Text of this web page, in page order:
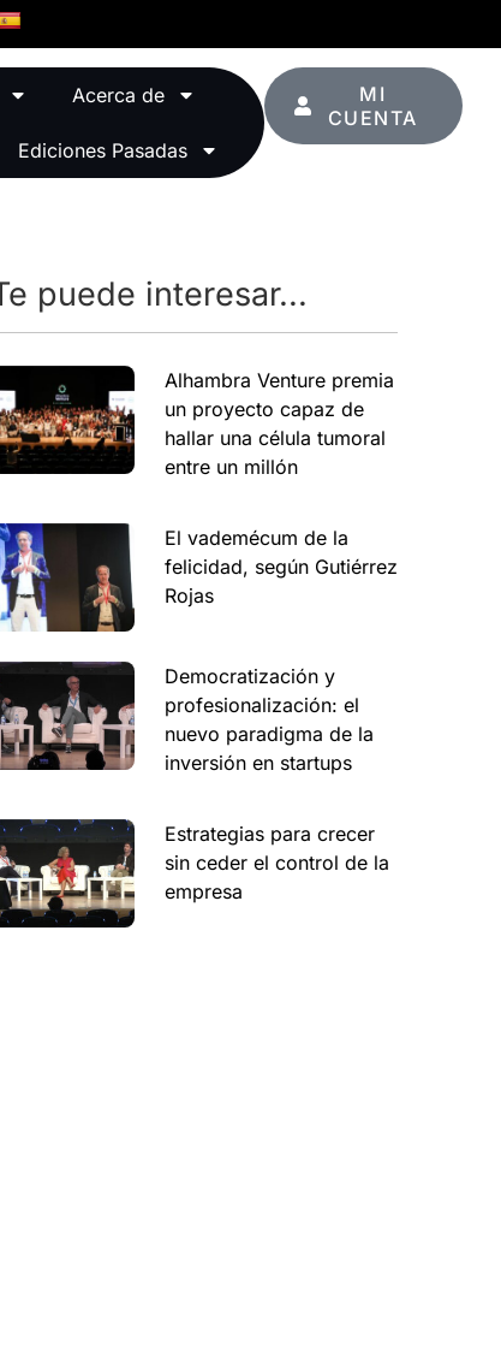
Acerca de
Ediciones Pasadas
MI
CUENTA
puede interesar...
Alhambra Venture premia
un proyecto capaz de
hallar una célula tumoral
entre un millón
El vademécum de la
felicidad, según Gutiérrez
Rojas
Democratización y
profesionalización: el
nuevo paradigma de la
inversión en startups
Estrategias para crecer
sin ceder el control de la
empresa